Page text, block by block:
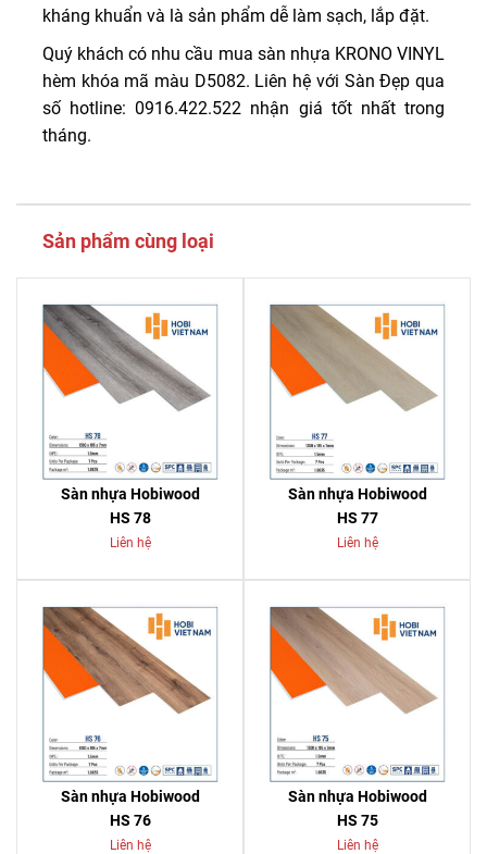
kháng khuẩn và là sản phẩm dễ làm sạch, lắp đặt.
Quý khách có nhu cầu mua sàn nhựa KRONO VINYL
hèm khóa mã màu D5082. Liên hệ với Sàn Đẹp qua
số hotline: 0916.422.522 nhận giá tốt nhất trong
tháng.
Sản phẩm cùng loại
Sàn nhựa Hobiwood
HS 78
Liên hệ
Sàn nhựa Hobiwood
HS 77
Liên hệ
Sàn nhựa Hobiwood
HS 76
Liên hệ
Sàn nhựa Hobiwood
HS 75
Liên hệ